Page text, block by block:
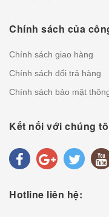
Chính sách của
Chính sách giao hàng
Chính sách đổi trả hàng
Chính sách bảo mật
Kết nối với chúng
Hotline liên hệ: